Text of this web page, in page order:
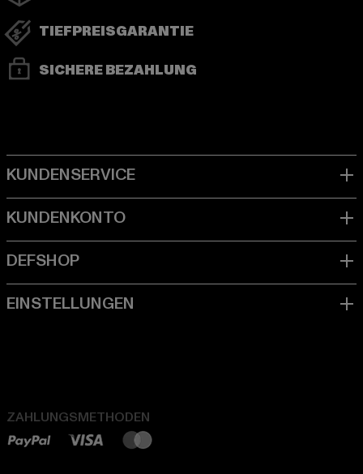
TIEFPREISGARANTIE
SICHERE BEZAHLUNG
ZAHLUNGSMETHODEN